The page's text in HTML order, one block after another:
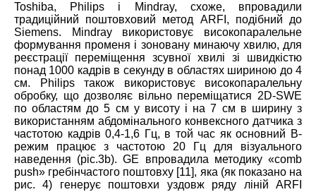
Toshiba, Philips і Mindray, схоже, впровадили
традиційний поштовховий метод ARFI, подібний до
Siemens. Mindray використовує високопаралельне
формування променя і зоновану минаючу хвилю, для
реєстрації переміщення зсувної хвилі зі швидкістю
понад 1000 кадрів в секунду в областях шириною до 4
см. Philips також використовує високопаралельну
обробку, що дозволяє вільно переміщатися 2D-SWE
по областям до 5 см у висоту і на 7 см в ширину з
використанням абдомінального конвексного датчика з
частотою кадрів 0,4-1,6 Гц, в той час як основний B-
режим працює з частотою 20 Гц для візуального
наведення (ріс.3b). GE впровадила методику «comb
push» гребінчастого поштовху [11], яка (як показано на
рис. 4) генерує поштовхи уздовж ряду ліній ARFI